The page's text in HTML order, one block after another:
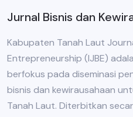
Jurnal Bisnis dan
Kabupaten Tanah Laut
Entrepreneurship (IJBE)
berfokus pada diseminasi
bisnis dan kewirausahaan
Tanah Laut. Diterbitkan